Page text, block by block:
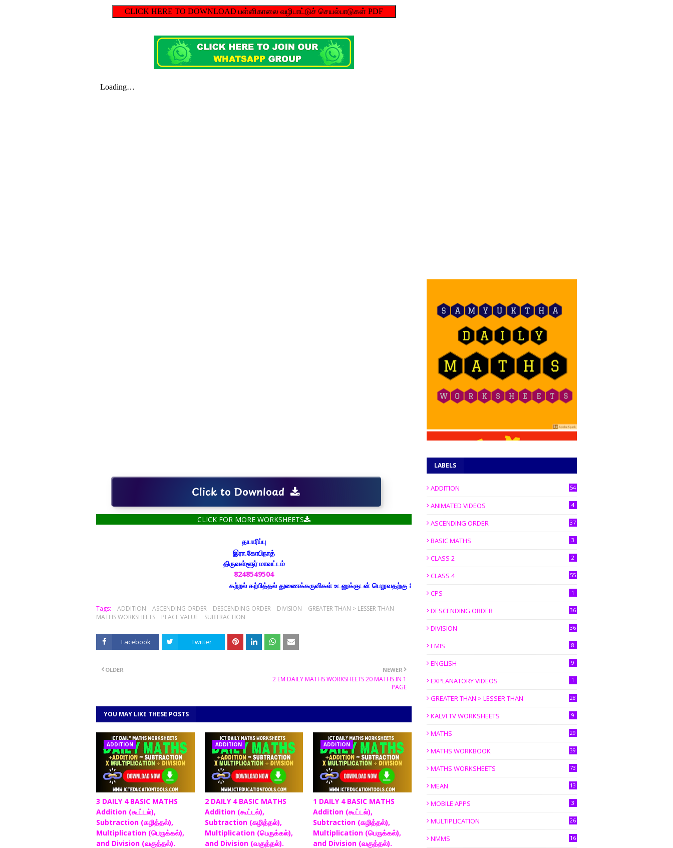
CLICK HERE TO DOWNLOAD பள்ளிகாலை வழிபாட்டுச் செயல்பாடுகள் PDF
Click to Download
CLICK FOR MORE WORKSHEETS
தயாரிப்பு
இரா.கோபிநாத்
திருவள்ளூர் மாவட்டம்
8248549504
கற்றல் கற்பித்தல் துணைக்கருவிகள் உடனுக்குடன் பெறுவதற்கு 8248549504 எண்ணை உங்கள் வாட்ஸப் குழுக்களில் இணைக்கவும்
Tags: ADDITION ASCENDING ORDER DESCENDING ORDER DIVISION
GREATER THAN > LESSER THAN
MATHS WORKSHEETS
PLACE VALUE SUBTRACTION
Facebook Twitter
NEWER
2 EM DAILY MATHS WORKSHEETS 20 MATHS IN 1
PAGE
OLDER
YOU MAY LIKE THESE POSTS
ADDITION
3 DAILY 4 BASIC MATHS
Addition (கூட்டல்),
Subtraction (கழித்தல்),
Multiplication (பெருக்கல்),
and Division (வகுத்தல்).
ADDITION
2 DAILY 4 BASIC MATHS
Addition (கூட்டல்),
Subtraction (கழித்தல்),
Multiplication (பெருக்கல்),
and Division (வகுத்தல்).
ADDITION
1 DAILY 4 BASIC MATHS
Addition (கூட்டல்),
Subtraction (கழித்தல்),
Multiplication (பெருக்கல்),
and Division (வகுத்தல்).
LABELS
ADDITION 54
ANIMATED VIDEOS 4
ASCENDING ORDER 37
BASIC MATHS 3
CLASS 2 2
CLASS 4 55
CPS 1
DESCENDING ORDER 36
DIVISION 36
EMIS 8
ENGLISH 9
EXPLANATORY VIDEOS 1
GREATER THAN > LESSER THAN 28
KALVI TV WORKSHEETS 9
MATHS 29
MATHS WORKBOOK 39
MATHS WORKSHEETS 73
MEAN 13
MOBILE APPS 3
MULTIPLICATION 26
NMMS 16